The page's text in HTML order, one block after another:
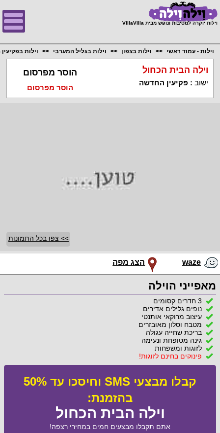
וילות יוקרה למסיבות ונופש מבית VillaVilla
וילות - עמוד ראשי וילות בצפון וילות בגליל המערבי וילות
וילה הבית הכחול
ישוב : פקיעין החדשה
הוסר מפרסום
הוסר מפרסום
>> צפו בכל התמונות
waze הצג מפה
מאפייני הוילה
3 חדרים קסומים
נופים גלילים אדירים
עיצוב מרוקאי אותנטי
מטבח וסלון מאובזרים
בריכת שחייה עגולה
גינה מטופחת ונעימה
לזוגות ומשפחות
פינוקים בחינם לזוגות!
קבלו מבצעי SMS וחיסכו עד 50%
בהזמנת:
וילה הבית הכחול
אתם תקבלו מבצעים חמים במחירי רצפה!